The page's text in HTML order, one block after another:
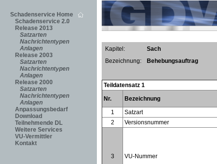
Schadenservice Home
Schadenservice 2.0
Release 2013
Satzarten
Nachrichtentypen
Anlagen
Release 2003
Satzarten
Nachrichtentypen
Anlagen
Release 2000
Satzarten
Nachrichtentypen
Anlagen
Anpassungsbedarf
Download
Teilnehmende DL
Weitere Services
VU-Vermittler
Kontakt
Kapitel:
Sach
Bezeichnung:
Behebungsauftrag
Teildatensatz 1
Nr.
Bezeichnung
1
Satzart
2
Versionsnummer
3 VU-Nummer